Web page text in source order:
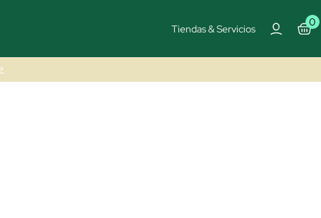
Tiendas & Servicios
0